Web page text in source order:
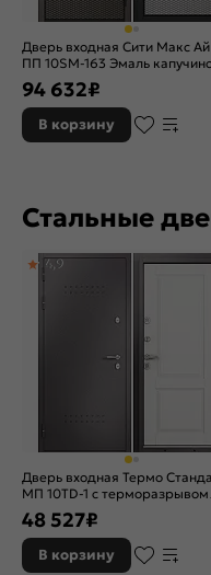
Дверь входная Сити Макс
ПП 10SM-163 Эмаль
Эмаль светло-серая, 2 замка
94 632₽
В корзину
Стальные
Дверь входная Термо
МП 10TD-1 с терморазрывом
Шоколад букле/Белый ларче,
замка, с ночной задвижкой
4,9
48 527₽
В корзину